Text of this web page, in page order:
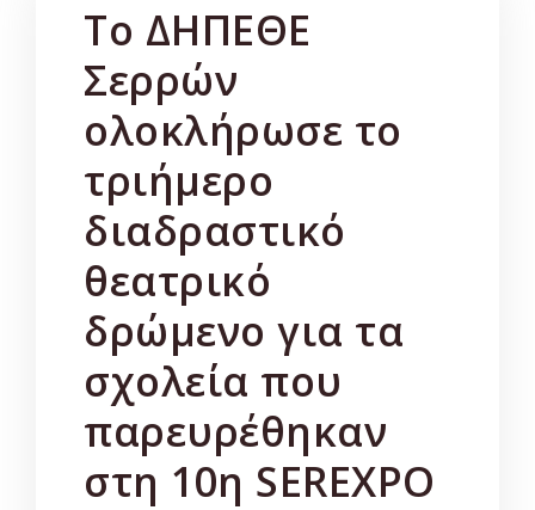
Το ΔΗΠΕΘΕ
Σερρών
ολοκλήρωσε το
τριήμερο
διαδραστικό
θεατρικό
δρώμενο για τα
σχολεία που
παρευρέθηκαν
στη 10η SEREXPO